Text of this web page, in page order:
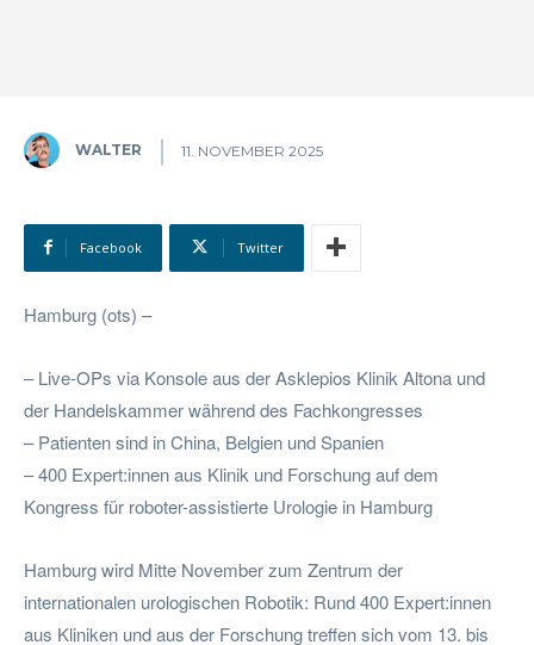
WALTER 11. NOVEMBER 2025
Facebook Twitter
Hamburg (ots) –
– Live-OPs via Konsole aus der Asklepios Klinik Altona und
der Handelskammer während des Fachkongresses
– Patienten sind in China, Belgien und Spanien
– 400 Expert:innen aus Klinik und Forschung auf dem
Kongress für roboter-assistierte Urologie in Hamburg
Hamburg wird Mitte November zum Zentrum der
internationalen urologischen Robotik: Rund 400 Expert:innen
aus Kliniken und aus der Forschung treffen sich vom 13. bis